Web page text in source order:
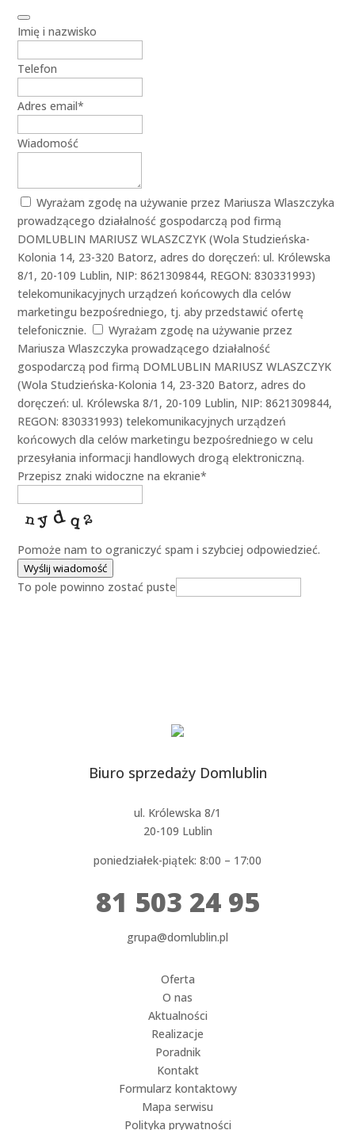
Imię i nazwisko
Telefon
Adres email*
Wiadomość
Wyrażam zgodę na używanie przez Mariusza Wlaszczyka
prowadzącego działalność gospodarczą pod firmą
DOMLUBLIN MARIUSZ WLASZCZYK (Wola Studzieńska-
Kolonia 14, 23-320 Batorz, adres do doręczeń: ul. Królewska
8/1, 20-109 Lublin, NIP: 8621309844, REGON: 830331993)
telekomunikacyjnych urządzeń końcowych dla celów
marketingu bezpośredniego, tj. aby przedstawić ofertę
telefonicznie.
Wyrażam zgodę na używanie przez
Mariusza Wlaszczyka prowadzącego działalność
gospodarczą pod firmą DOMLUBLIN MARIUSZ WLASZCZYK
(Wola Studzieńska-Kolonia 14, 23-320 Batorz, adres do
doręczeń: ul. Królewska 8/1, 20-109 Lublin, NIP: 8621309844,
REGON: 830331993) telekomunikacyjnych urządzeń
końcowych dla celów marketingu bezpośredniego w celu
przesyłania informacji handlowych drogą elektroniczną.
Przepisz znaki widoczne na ekranie*
Pomoże nam to ograniczyć spam i szybciej odpowiedzieć.
Wyślij wiadomość
To pole powinno zostać puste
Biuro sprzedaży Domlublin
ul. Królewska 8/1
20-109 Lublin
poniedziałek-piątek: 8:00 – 17:00
81 503 24 95
grupa@domlublin.pl
Oferta
O nas
Aktualności
Realizacje
Poradnik
Kontakt
Formularz kontaktowy
Mapa serwisu
Polityka prywatności